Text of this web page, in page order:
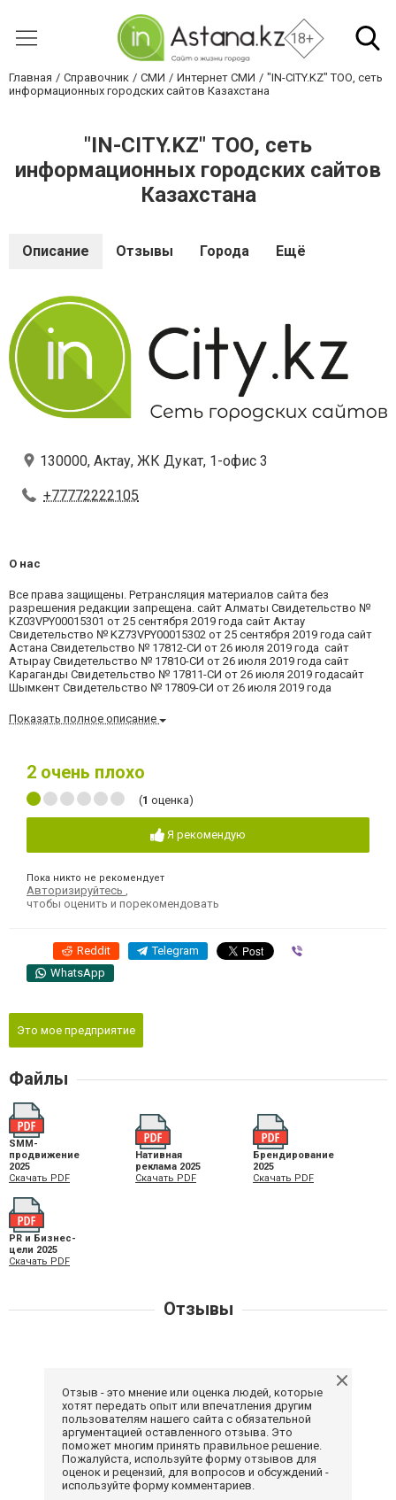
18+
Главная Справочник СМИ Интернет СМИ
"IN-CITY.KZ" ТОО, сеть
информационных городских сайтов Казахстана
"IN-CITY.KZ" ТОО, сеть
информационных городских сайтов
Казахстана
Описание Отзывы Города Ещё
130000, Актау, ЖК Дукат, 1-офис 3
+77772222105
О нас
Все права защищены. Ретрансляция материалов сайта без
разрешения редакции запрещена. сайт Алматы Свидетельство №
KZ03VPY00015301 от 25 сентября 2019 года сайт Актау
Свидетельство № KZ73VPY00015302 от 25 сентября 2019 года сайт
Астана Свидетельство № 17812-СИ от 26 июля 2019 года сайт
Атырау Свидетельство № 17810-СИ от 26 июля 2019 года сайт
Караганды Свидетельство № 17811-СИ от 26 июля 2019 годасайт
Шымкент Свидетельство № 17809-СИ от 26 июля 2019 года
Показать полное описание
2 очень плохо
(1 оценка)
Я рекомендую
Пока никто не рекомендует
Авторизируйтесь ,
чтобы оценить и порекомендовать
Reddit Telegram
WhatsApp
Это мое предприятие
Файлы
SMM-
продвижение
2025
Скачать PDF
Нативная
реклама 2025
Скачать PDF
Брендирование
2025
Скачать PDF
PR и Бизнес-
цели 2025
Скачать PDF
Отзывы
Отзыв - это мнение или оценка людей, которые
хотят передать опыт или впечатления другим
пользователям нашего сайта с обязательной
аргументацией оставленного отзыва. Это
поможет многим принять правильное решение.
Пожалуйста, используйте форму отзывов для
оценок и рецензий, для вопросов и обсуждений -
используйте форму комментариев.